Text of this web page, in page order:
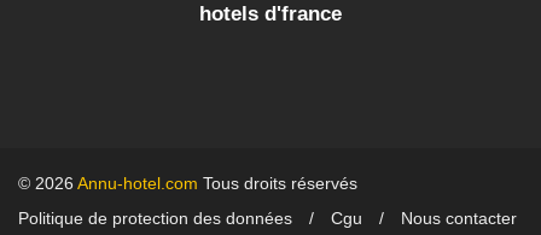
hotels d'france
© 2026 Annu-hotel.com Tous droits réservés
Politique de protection des données
Cgu Nous contacter